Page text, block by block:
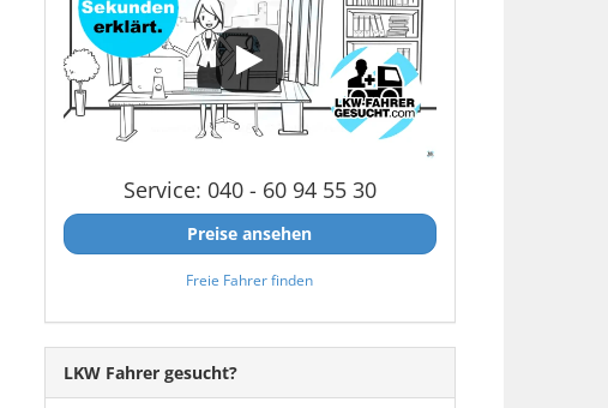
Service: 040 - 60 94 55 30
Preise ansehen
Freie Fahrer finden
LKW Fahrer gesucht?